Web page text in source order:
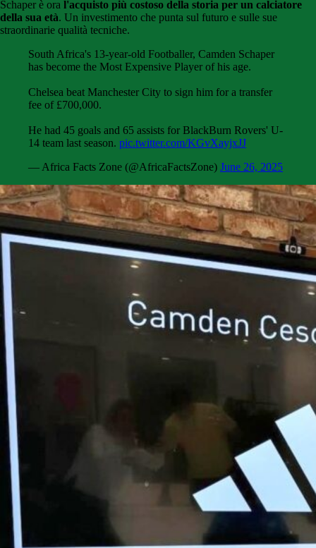
Schaper è ora l'acquisto più costoso della storia per un calciatore
della sua età. Un investimento che punta sul futuro e sulle sue
straordinarie qualità tecniche.
South Africa's 13-year-old Footballer, Camden Schaper
has become the Most Expensive Player of his age.
Chelsea beat Manchester City to sign him for a transfer
fee of £700,000.
He had 45 goals and 65 assists for BlackBurn Rovers' U-
14 team last season. pic.twitter.com/KGvXayjxJJ
— Africa Facts Zone (@AfricaFactsZone) June 26, 2025